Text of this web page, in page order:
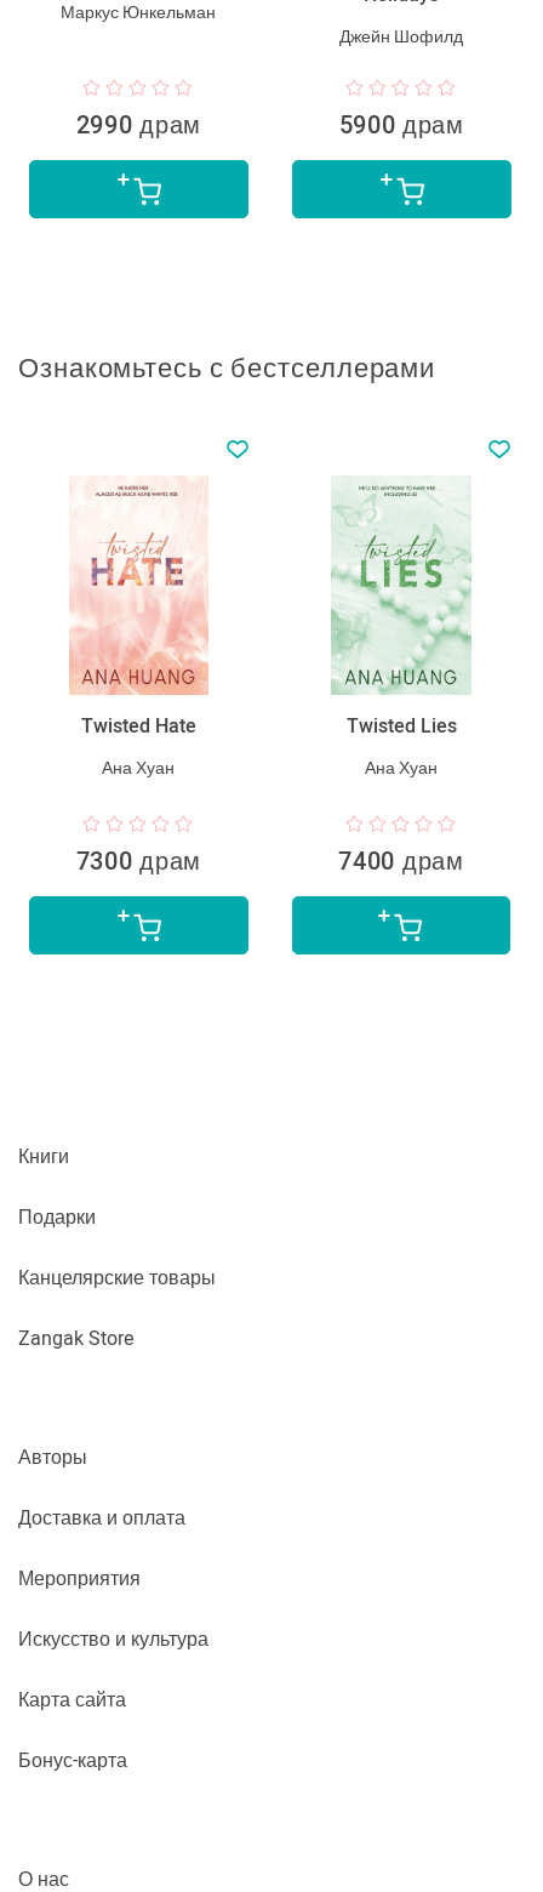
Маркус Юнкельман
2990 драм
Джейн Шофилд
5900 драм
Ознакомьтесь с бестселлерами
Twisted Hate
Ана Хуан
7300 драм
Twisted Lies
Ана Хуан
7400 драм
Книги
Подарки
Канцелярские товары
Zangak Store
Авторы
Доставка и оплата
Мероприятия
Искусство и культура
Карта сайта
Бонус-карта
О нас